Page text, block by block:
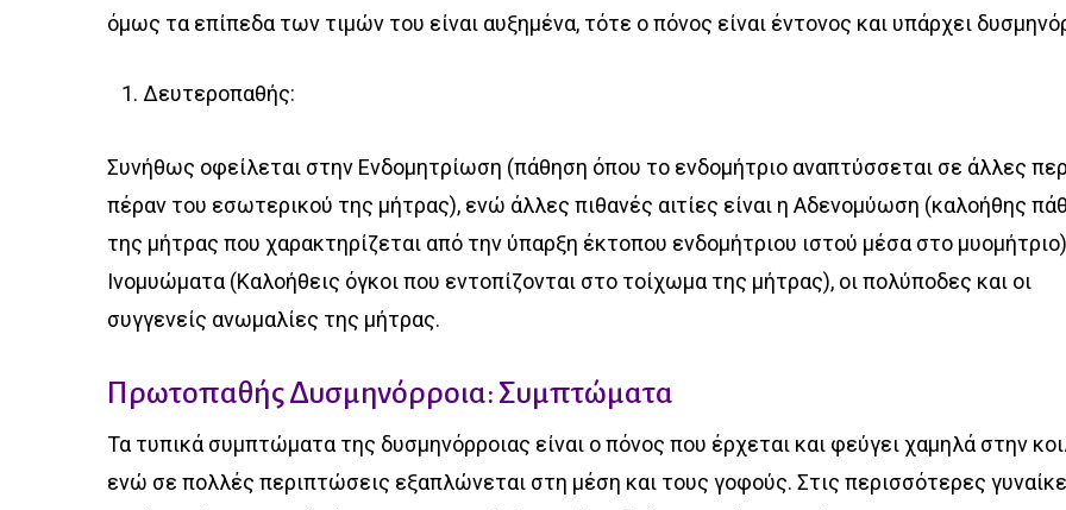
όμως τα επίπεδα των τιμών του είναι αυξημένα, τότε ο πόνος είναι έντονος και υπάρχει
Δευτεροπαθής:
Συνήθως οφείλεται στην Ενδομητρίωση (πάθηση όπου το ενδομήτριο αναπτύσσεται σε άλλες
πέραν του εσωτερικού της μήτρας), ενώ άλλες πιθανές αιτίες είναι η Αδενομύωση (καλοήθης
της μήτρας που χαρακτηρίζεται από την ύπαρξη έκτοπου ενδομήτριου ιστού μέσα στο
Ινομυώματα (Καλοήθεις όγκοι που εντοπίζονται στο τοίχωμα της μήτρας), οι πολύποδες και οι
συγγενείς ανωμαλίες της μήτρας.
Πρωτοπαθής Δυσμηνόρροια: Συμπτώματα
Τα τυπικά συμπτώματα της δυσμηνόρροιας είναι ο πόνος που έρχεται και φεύγει χαμηλά στην
ενώ σε πολλές περιπτώσεις εξαπλώνεται στη μέση και τους γοφούς. Στις περισσότερες